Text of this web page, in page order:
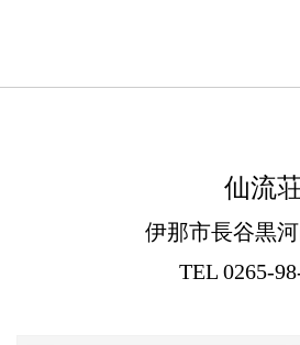
仙流
伊那市長谷黒
TEL 0265-